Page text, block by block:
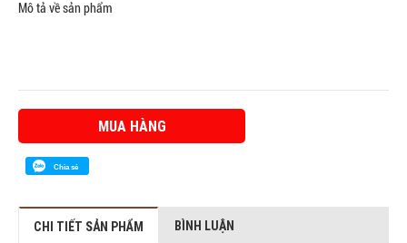
Mô tả về sản phẩm
MUA HÀNG
Chia sẻ
CHI TIẾT SẢN PHẨM BÌNH LUẬN